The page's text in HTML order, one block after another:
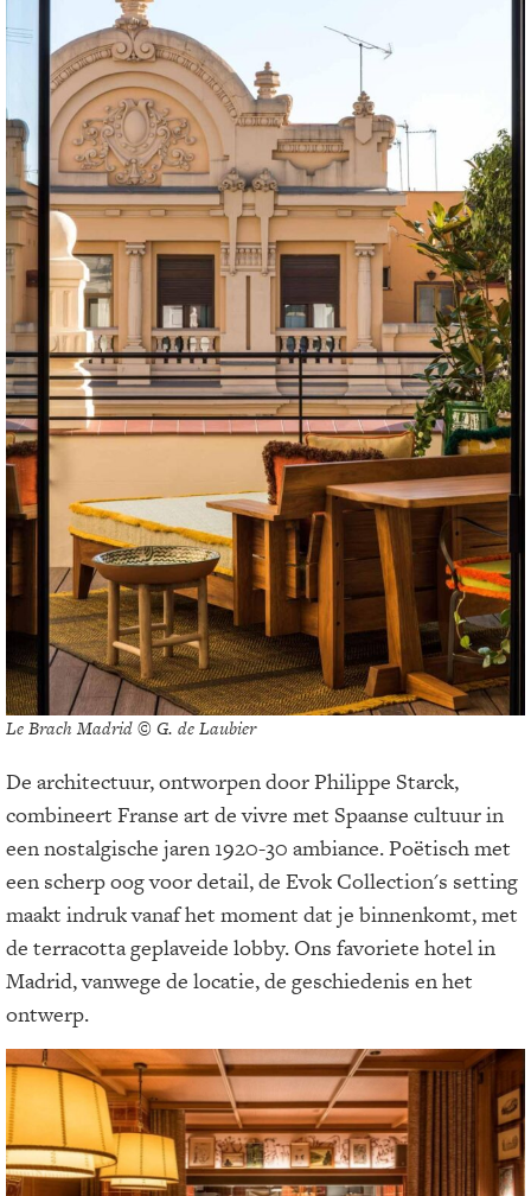
Le Brach Madrid © G. de Laubier
De architectuur, ontworpen door Philippe Starck,
combineert Franse art de vivre met Spaanse cultuur in
een nostalgische jaren 1920-30 ambiance. Poëtisch met
een scherp oog voor detail, de Evok Collection's setting
maakt indruk vanaf het moment dat je binnenkomt, met
de terracotta geplaveide lobby. Ons favoriete hotel in
Madrid, vanwege de locatie, de geschiedenis en het
ontwerp.